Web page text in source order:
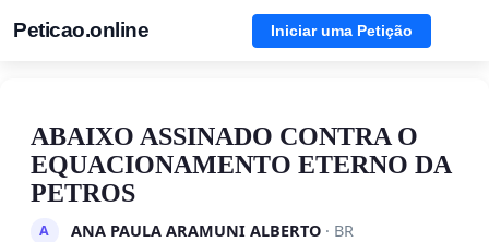
Peticao.online Iniciar uma Petição
ABAIXO ASSINADO CONTRA O
EQUACIONAMENTO ETERNO DA
PETROS
A ANA PAULA ARAMUNI ALBERTO· BR